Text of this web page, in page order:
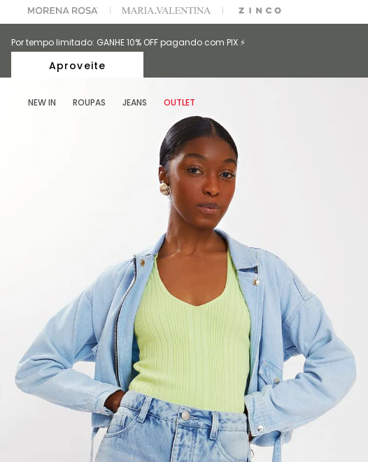
ESCOLHER SEU LOOK? FALE COM NOSSA PERSONAL SHOPPER.
Por tempo limitado: GANHE 10% OFF pagando com PIX ⚡️
Aproveite
NEW IN ROUPAS JEANS OUTLET